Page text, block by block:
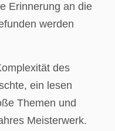
Erinnerung an die
werden
des
ein lesen
Themen und
Meisterwerk.